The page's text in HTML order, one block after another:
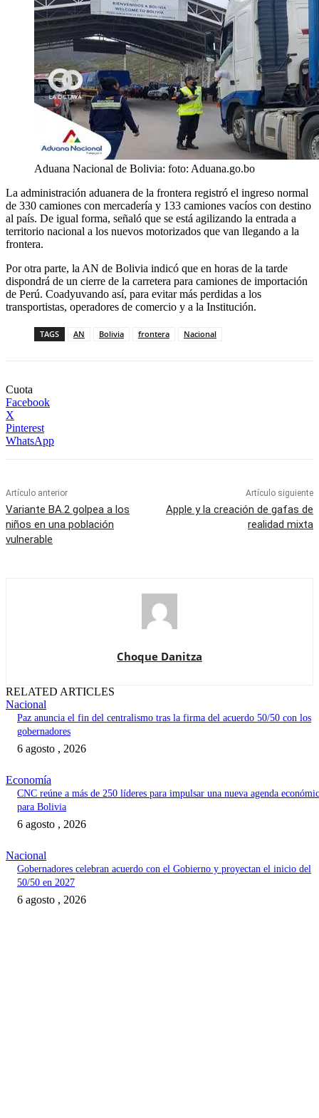
Aduana Nacional de Bolivia: foto: Aduana.go.bo
La administración aduanera de la frontera registró el ingreso normal
de 330 camiones con mercadería y 133 camiones vacíos con destino
al país. De igual forma, señaló que se está agilizando la entrada a
territorio nacional a los nuevos motorizados que van llegando a la
frontera.
Por otra parte, la AN de Bolivia indicó que en horas de la tarde
dispondrá de un cierre de la carretera para camiones de importación
de Perú. Coadyuvando así, para evitar más perdidas a los
transportistas, operadores de comercio y a la Institución.
TAGS AN Bolivia frontera Nacional
Cuota
Facebook
X
Pinterest
WhatsApp
Artículo anterior
Variante BA.2 golpea a los
niños en una población
vulnerable
Artículo siguiente
Apple y la creación de gafas de
realidad mixta
Choque Danitza
RELATED ARTICLES
Nacional
Paz anuncia el fin del centralismo tras la firma del acuerdo 50/50 con los
gobernadores
6 agosto , 2026
Economía
CNC reúne a más de 250 líderes para impulsar una nueva agenda
para Bolivia
6 agosto , 2026
Nacional
Gobernadores celebran acuerdo con el Gobierno y proyectan el inicio del
50/50 en 2027
6 agosto , 2026